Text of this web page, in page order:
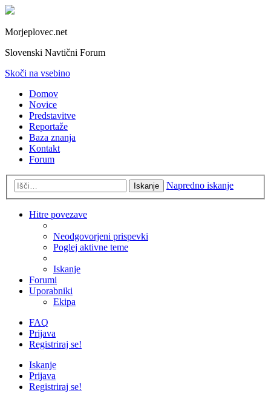
Morjeplovec.net
Slovenski Navtični Forum
Skoči na vsebino
Domov
Novice
Predstavitve
Reportaže
Baza znanja
Kontakt
Forum
Iskanje Napredno iskanje
Hitre povezave
Neodgovorjeni prispevki
Poglej aktivne teme
Iskanje
Forumi
Uporabniki
Ekipa
FAQ
Prijava
Registriraj se!
Iskanje
Prijava
Registriraj se!